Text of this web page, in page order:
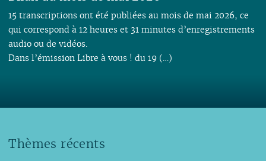
15 transcriptions ont été publiées au mois de mai 2026, ce
qui correspond à 12 heures et 31 minutes d’enregistrements
audio ou de vidéos.
Dans l’émission Libre à vous ! du 19 (…)
Thèmes récents